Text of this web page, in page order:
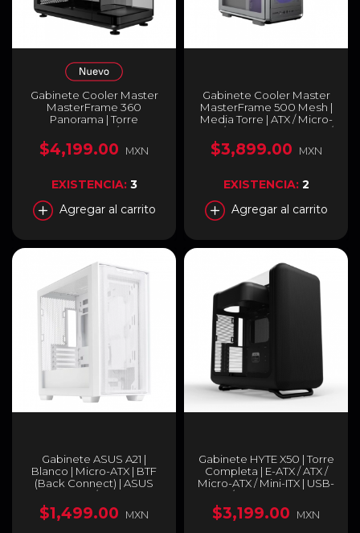
Gabinete Cooler Master
MasterFrame 360
Panorama | Torre
Completa | ATX / Micro-
ATX / Mini-ITX | USB-C 4.0 /
USB-A 3.2 | Diseño
Templado (3 Lados) |
Negro | MF360-KINN-S00
$4,199.00 MXN
EXISTENCIA: 3
Agregar al carrito
Gabinete Cooler Master
MasterFrame 500 Mesh |
Media Torre | ATX / Micro-
ATX / Mini-ITX | USB-C 3.2 /
USB-A 3.2 | Cristal
Templado | Incluye 3
Frontal Mesh | Alto Airflow
| Blanco | MF500M-SHNN-
S00
$3,899.00 MXN
EXISTENCIA: 2
Agregar al carrito
Gabinete ASUS A21 |
Blanco | Micro-ATX | BTF
(Back Connect) | ASUS
Case/WHT
$1,499.00 MXN
Gabinete HYTE X50 | Torre
Completa | E-ATX / ATX /
Micro-ATX / Mini-ITX | USB-
A 3.2 / USB-C 3.2 | Cristal
Templado Acústico |
Negro (Pitch Black) | CS-
$3,199.00 MXN